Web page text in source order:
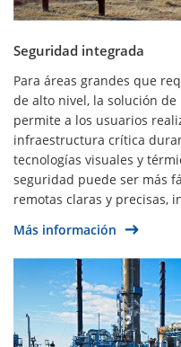
Seguridad integrada
Para áreas grandes que
de alto nivel, la solución
permite a los usuarios
infraestructura crítica
tecnologías visuales y
seguridad puede ser más
remotas claras y precisas,
Más información